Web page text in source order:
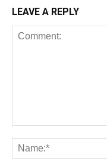
LEAVE A REPLY